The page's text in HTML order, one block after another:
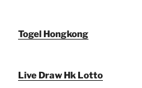
Togel Hongkong
Live Draw Hk Lotto